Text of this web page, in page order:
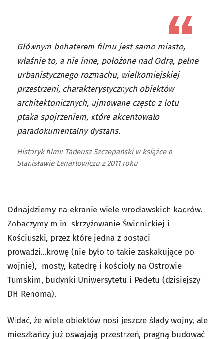
Głównym bohaterem filmu jest samo miasto,
właśnie to, a nie inne, położone nad Odrą, pełne
urbanistycznego rozmachu, wielkomiejskiej
przestrzeni, charakterystycznych obiektów
architektonicznych, ujmowane często z lotu
ptaka spojrzeniem, które akcentowało
paradokumentalny dystans.
Historyk filmu Tadeusz Szczepański w książce o
Stanisławie Lenartowiczu z 2011 roku
Odnajdziemy na ekranie wiele wrocławskich kadrów.
Zobaczymy m.in. skrzyżowanie Świdnickiej i
Kościuszki, przez które jedna z postaci
prowadzi...krowę (nie było to takie zaskakujące po
wojnie), mosty, katedrę i kościoły na Ostrowie
Tumskim, budynki Uniwersytetu i Pedetu (dzisiejszy
DH Renoma).
Widać, że wiele obiektów nosi jeszcze ślady wojny, ale
mieszkańcy już oswajają przestrzeń, pragną budować